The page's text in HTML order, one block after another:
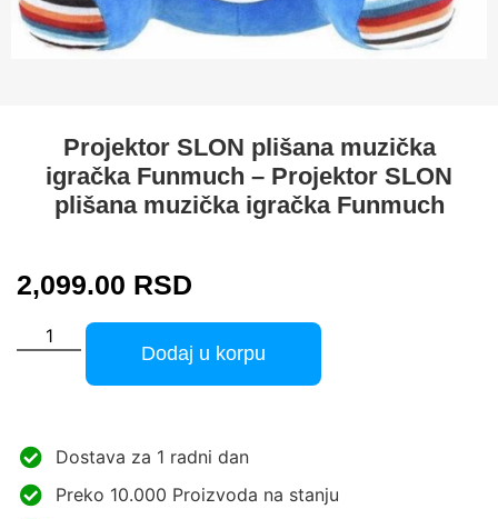
Projektor SLON plišana muzička
igračka Funmuch – Projektor SLON
plišana muzička igračka Funmuch
2,099.00 RSD
Dodaj u korpu
Dostava za 1 radni dan
Preko 10.000 Proizvoda na stanju